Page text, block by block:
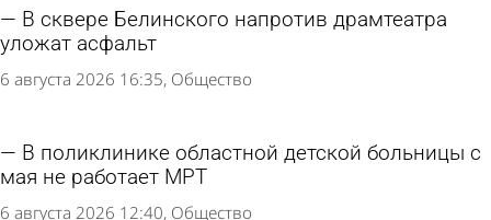
В сквере Белинского напротив драмтеатра
уложат асфальт
6 августа 2026 16:35 Общество
В поликлинике областной детской больницы с
мая не работает МРТ
6 августа 2026 12:40 Общество